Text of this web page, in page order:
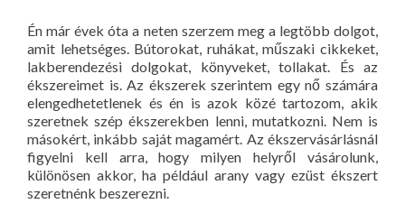
Én már évek óta a neten szerzem meg a legtöbb dolgot,
amit lehetséges. Bútorokat, ruhákat, műszaki cikkeket,
lakberendezési dolgokat, könyveket, tollakat. És az
ékszereimet is. Az ékszerek szerintem egy nő számára
elengedhetetlenek és én is azok közé tartozom, akik
szeretnek szép ékszerekben lenni, mutatkozni. Nem is
másokért, inkább saját magamért. Az ékszervásárlásnál
figyelni kell arra, hogy milyen helyről vásárolunk,
különösen akkor, ha például arany vagy ezüst ékszert
szeretnénk beszerezni.